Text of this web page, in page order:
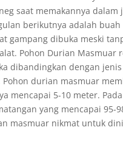
saat memakannya dalam
berikutnya adalah
gampang dibuka meski
Pohon Durian Masmuar
dibandingkan dengan
durian masmuar
mencapai 5-10 meter. Pada
yang mencapai 95-
masmuar nikmat untuk